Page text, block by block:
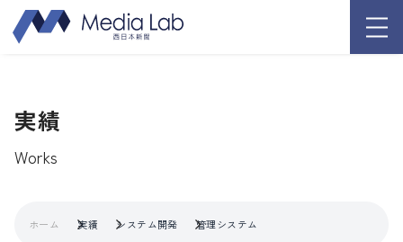
実績
Works
ホーム 実績 システム開発 管理システム